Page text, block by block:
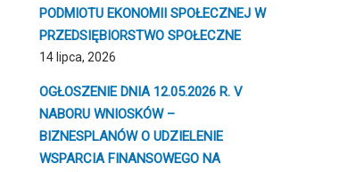
PODMIOTU EKONOMII SPOŁECZNEJ W
PRZEDSIĘBIORSTWO SPOŁECZNE
14 lipca, 2026
OGŁOSZENIE DNIA 12.05.2026 R. V
NABORU WNIOSKÓW –
BIZNESPLANÓW O UDZIELENIE
WSPARCIA FINANSOWEGO NA